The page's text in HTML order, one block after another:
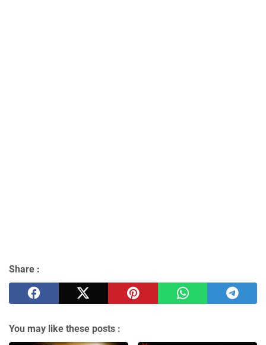
Share :
You may like these posts :